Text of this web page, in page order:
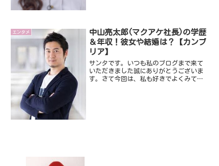
エンタメ
中山亮太郎(マクアケ社長)の学歴
＆年収！彼女や結婚は？【カンブ
リア】
サンタです。いつも私のブログまで来て
いただきました誠にありがとうございま
す。さて今回は、私も好きでよくみてい